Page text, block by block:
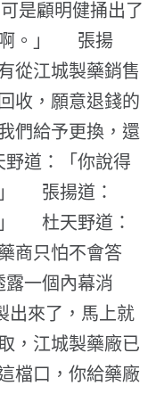
是顧明健捅出了
啊。」 張揚
從江城製藥銷售
收，願意退錢的
們給予更換，還
道：「你說得
」 張揚道：
」 杜天野道：
商只怕不會答
一個內幕消
出來了，馬上就
，江城製藥廠已
檔口，你給藥廠